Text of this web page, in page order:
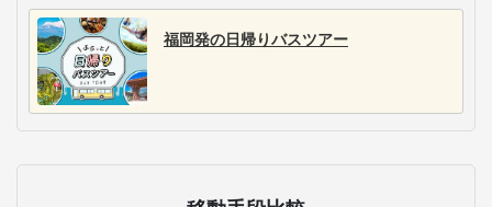
福岡発の日帰りバスツアー